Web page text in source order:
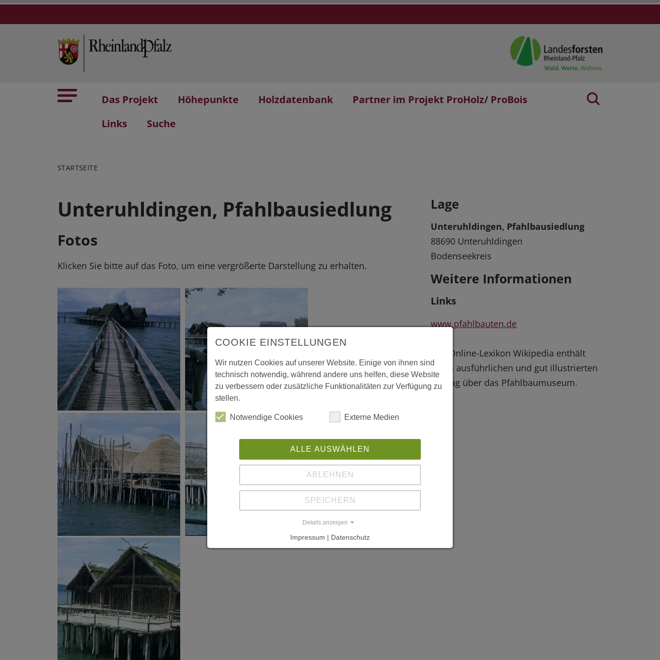
Das Projekt Höhepunkte Holzdatenbank
Partner im Projekt ProHolz/ ProBois
Links
Suche
STARTSEITE
Unteruhldingen, Pfahlbausiedlung
Fotos
Klicken Sie bitte auf das Foto, um eine vergrößerte Darstellung zu erhalten.
Lage
Unteruhldingen, Pfahlbausiedlung
88690 Unteruhldingen
Bodenseekreis
Weitere Informationen
Links
www.pfahlbauten.de
Das Online-Lexikon Wikipedia enthält
einen ausführlichen und gut illustrierten
Beitrag über das Pfahlbaumuseum.
COOKIE EINSTELLUNGEN
Wir nutzen Cookies auf unserer Website. Einige von ihnen sind
technisch notwendig, während andere uns helfen, diese Website
zu verbessern oder zusätzliche Funktionalitäten zur Verfügung zu
stellen.
Notwendige Cookies Externe Medien
ALLE AUSWÄHLEN
ABLEHNEN
SPEICHERN
Details anzeigen
Impressum | Datenschutz